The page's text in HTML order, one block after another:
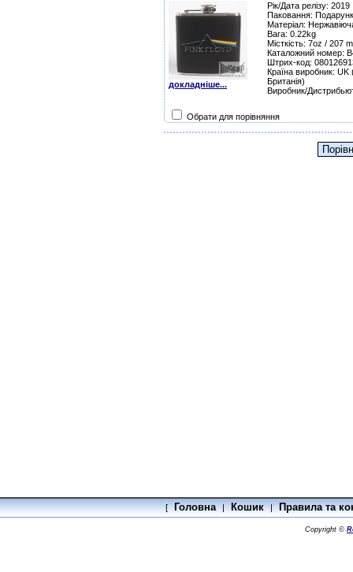
докладніше...
Рік/Дата релізу: 2019
Паковання:
Матеріал:
Вага: 0.22kg
Місткість: 7oz / 207
Каталожний номер:
Штрих-код:
Країна виробник:
Британія)
Виробник/
Обрати для порівняння
[ Головна | Кошик | Правила та
Copyright ©